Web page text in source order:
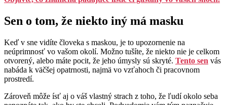
Sen o tom, že niekto iný má masku
Keď v sne vidíte človeka s maskou, je to upozornenie na
neúprimnosť vo vašom okolí. Možno tušíte, že niekto nie je celkom
otvorený, alebo máte pocit, že jeho úmysly sú skryté. Tento sen vás
nabáda k väčšej opatrnosti, najmä vo vzťahoch či pracovnom
prostredí.
Zároveň môže ísť aj o váš vlastný strach z toho, že ľudí okolo seba